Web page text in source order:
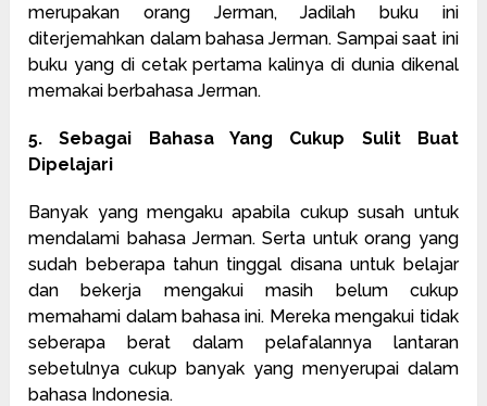
merupakan orang Jerman, Jadilah buku ini
diterjemahkan dalam bahasa Jerman. Sampai saat ini
buku yang di cetak pertama kalinya di dunia dikenal
memakai berbahasa Jerman.
5. Sebagai Bahasa Yang Cukup Sulit Buat
Dipelajari
Banyak yang mengaku apabila cukup susah untuk
mendalami bahasa Jerman. Serta untuk orang yang
sudah beberapa tahun tinggal disana untuk belajar
dan bekerja mengakui masih belum cukup
memahami dalam bahasa ini. Mereka mengakui tidak
seberapa berat dalam pelafalannya lantaran
sebetulnya cukup banyak yang menyerupai dalam
bahasa Indonesia.